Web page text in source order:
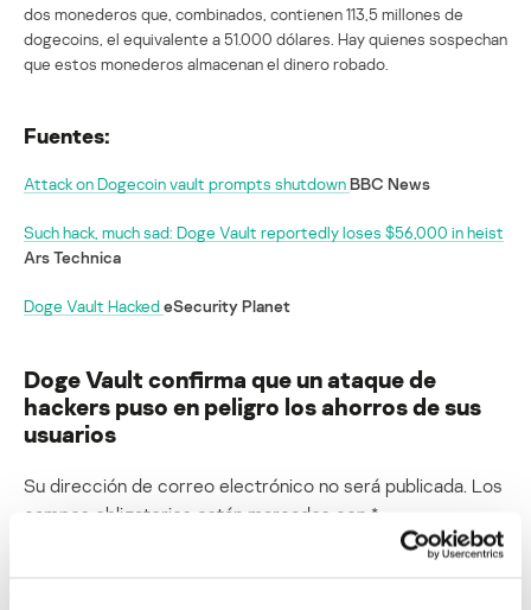
dos monederos que, combinados, contienen 113,5 millones de
dogecoins, el equivalente a 51.000 dólares. Hay quienes sospechan
que estos monederos almacenan el dinero robado.
Fuentes:
Attack on Dogecoin vault prompts shutdownBBC News
Such hack, much sad: Doge Vault reportedly loses $56,000 in heist
Ars Technica
Doge Vault HackedeSecurity Planet
Doge Vault confirma que un ataque de
hackers puso en peligro los ahorros de sus
usuarios
Su dirección de correo electrónico no será publicada. Los
campos obligatorios están marcados con *